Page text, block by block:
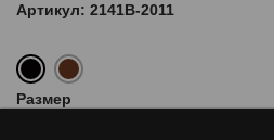
Артикул: 2141B-2011
Размер